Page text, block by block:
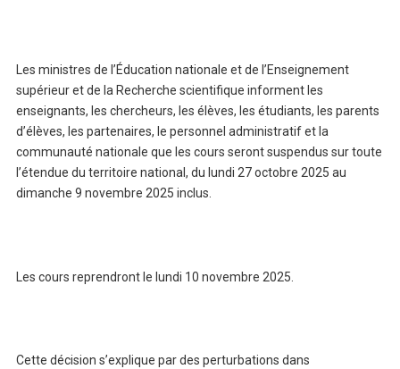
Les ministres de l’Éducation nationale et de l’Enseignement
supérieur et de la Recherche scientifique informent les
enseignants, les chercheurs, les élèves, les étudiants, les parents
d’élèves, les partenaires, le personnel administratif et la
communauté nationale que les cours seront suspendus sur toute
l’étendue du territoire national, du lundi 27 octobre 2025 au
dimanche 9 novembre 2025 inclus.
Les cours reprendront le lundi 10 novembre 2025.
Cette décision s’explique par des perturbations dans